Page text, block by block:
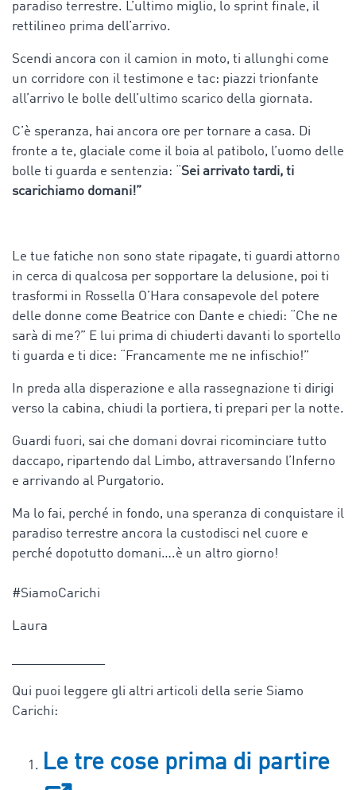
paradiso terrestre. L’ultimo miglio, lo sprint finale, il
rettilineo prima dell’arrivo.
Scendi ancora con il camion in moto, ti allunghi come
un corridore con il testimone e tac: piazzi trionfante
all’arrivo le bolle dell’ultimo scarico della giornata.
C’è speranza, hai ancora ore per tornare a casa. Di
fronte a te, glaciale come il boia al patibolo, l’uomo delle
bolle ti guarda e sentenzia: “ Sei arrivato tardi, ti
scarichiamo domani!”
Le tue fatiche non sono state ripagate, ti guardi attorno
in cerca di qualcosa per sopportare la delusione, poi ti
trasformi in Rossella O’Hara consapevole del potere
delle donne come Beatrice con Dante e chiedi: “Che ne
sarà di me?” E lui prima di chiuderti davanti lo sportello
ti guarda e ti dice: “Francamente me ne infischio!”
In preda alla disperazione e alla rassegnazione ti dirigi
verso la cabina, chiudi la portiera, ti prepari per la notte.
Guardi fuori, sai che domani dovrai ricominciare tutto
daccapo, ripartendo dal Limbo, attraversando l’Inferno
e arrivando al Purgatorio.
Ma lo fai, perché in fondo, una speranza di conquistare il
paradiso terrestre ancora la custodisci nel cuore e
perché dopotutto domani….è un altro giorno!
#SiamoCarichi
Laura
Qui puoi leggere gli altri articoli della serie Siamo
Carichi:
Le tre cose prima di partire